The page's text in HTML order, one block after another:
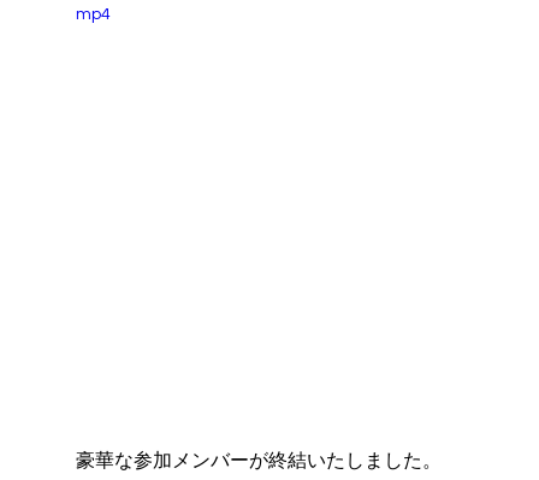
mp4
豪華な参加メンバーが終結いたしました。